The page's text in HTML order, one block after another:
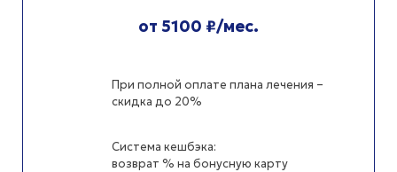
от 5100 ₽/мес.
При полной оплате плана лечения –
скидка до 20%
Система кешбэка:
возврат % на бонусную карту